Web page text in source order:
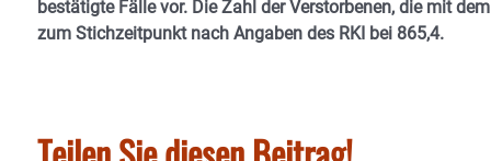
bestätigte Fälle vor. Die Zahl der Verstorbenen, die mit
zum Stichzeitpunkt nach Angaben des RKI bei 865,4.